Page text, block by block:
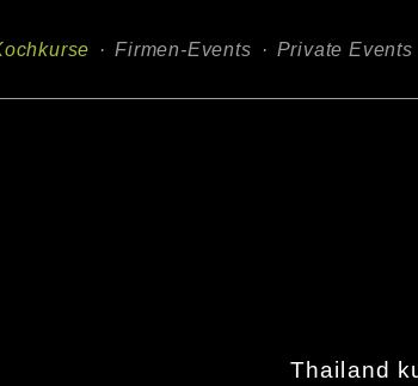
Firmen-Events Private Events
Thailand